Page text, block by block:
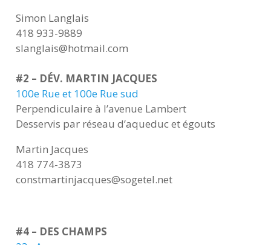
Simon Langlais
418 933-9889
slanglais@hotmail.com
#2 – DÉV. MARTIN JACQUES
100e Rue et 100e Rue sud
Perpendiculaire à l’avenue Lambert
Desservis par réseau d’aqueduc et égouts
Martin Jacques
418 774-3873
constmartinjacques@sogetel.net
#4 – DES CHAMPS